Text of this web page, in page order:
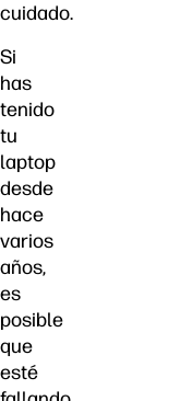
cuidado.
Si
has
tenido
tu
laptop
desde
hace
varios
años,
es
posible
que
esté